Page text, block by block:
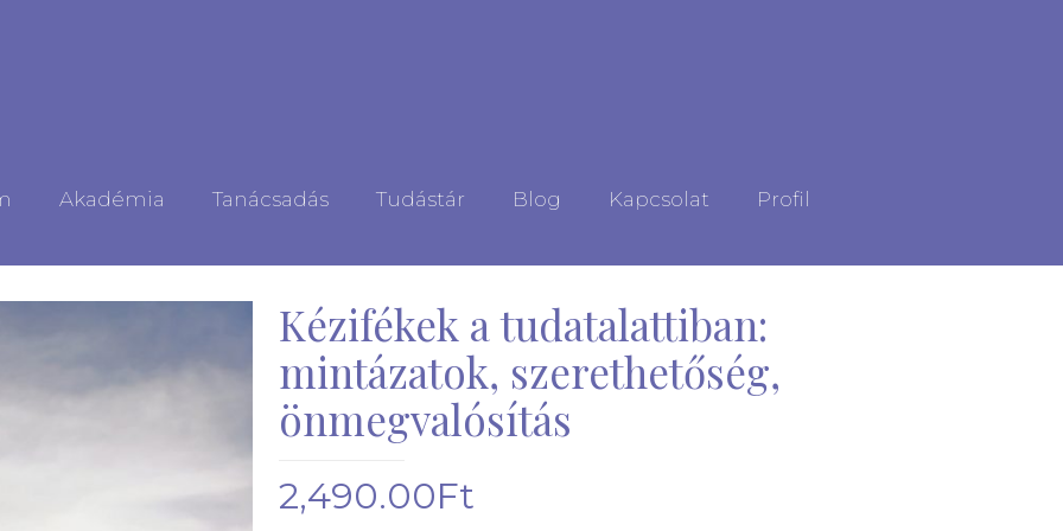
Akadémia Tanácsadás Tudástár Blog Kapcsolat Profil
Kézifékek a tudatalattiban:
mintázatok, szerethetőség,
önmegvalósítás
2,490.00Ft